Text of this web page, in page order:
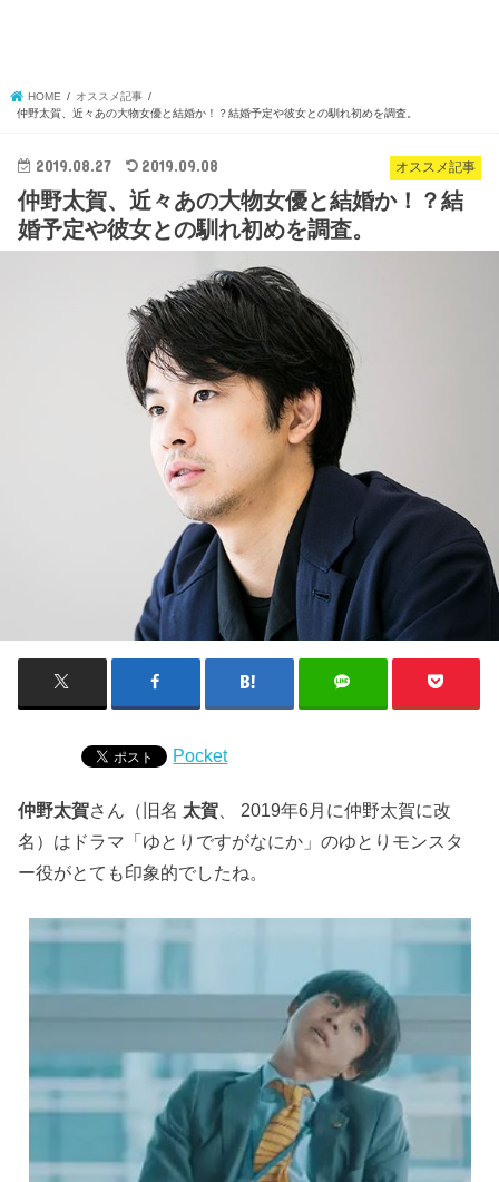
HOME
オススメ記事
仲野太賀、近々あの大物女優と結婚か！？結婚予定や彼女との馴れ初めを調査。
オススメ記事
2019.08.27 2019.09.08
仲野太賀、近々あの大物女優と結婚か！？結
婚予定や彼女との馴れ初めを調査。
Pocket
仲野太賀さん（旧名 太賀 、 2019年6月に仲野太賀に改
名）はドラマ「ゆとりですがなにか」のゆとりモンスタ
ー役がとても印象的でしたね。